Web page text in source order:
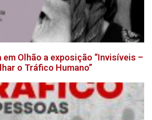
em Olhão a exposição “Invisíveis –
o Tráfico Humano”